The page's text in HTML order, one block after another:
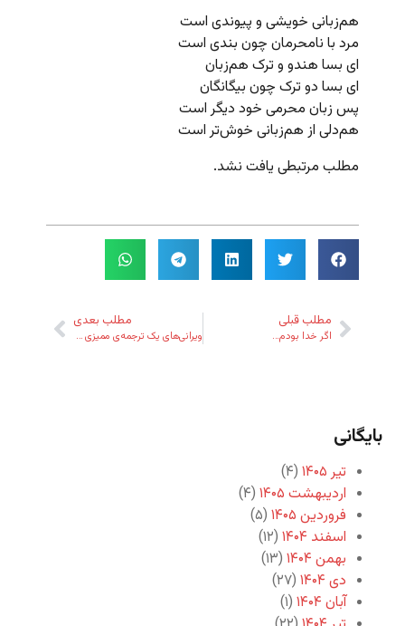
هم‌زبانی خویشی و پیوندی است
مرد با نامحرمان چون بندی است
ای بسا هندو و ترک هم‌زبان
ای بسا دو ترک چون بیگانگان
پس زبان محرمی خود دیگر است
هم‌دلی از هم‌زبانی خوش‌تر است
مطلب مرتبطی یافت نشد.
مطلب قبلی
اگر خدا بودم…
مطلب بعدی
ویرانی‌های یک ترجمه‌ی ممیزی شده
بایگانی
تیر ۱۴۰۵
(۴)
اردیبهشت ۱۴۰۵
(۴)
فروردین ۱۴۰۵
(۵)
اسفند ۱۴۰۴
(۱۲)
بهمن ۱۴۰۴
(۱۳)
دی ۱۴۰۴
(۲۷)
آبان ۱۴۰۴
(۱)